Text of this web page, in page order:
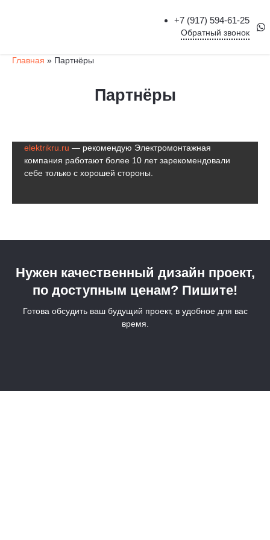
+7 (917) 594-61-25
Обратный звонок
Главная » Партнёры
Партнёры
elektrikru.ru — рекомендую Электромонтажная
компания работают более 10 лет зарекомендовали
себе только с хорошей стороны.
Нужен качественный дизайн проект,
по доступным ценам? Пишите!
Готова обсудить ваш будущий проект, в удобное для вас
время.